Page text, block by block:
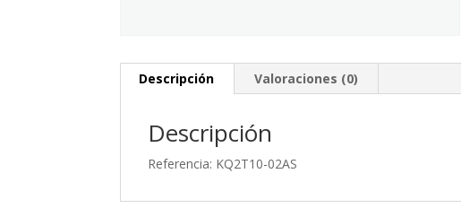
Descripción Valoraciones (0)
Descripción
Referencia: KQ2T10-02AS